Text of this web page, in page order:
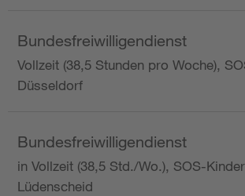
Bundesfreiwilligendienst
Vollzeit (38,5 Stunden pro Woche),
Düsseldorf
Bundesfreiwilligendienst
in Vollzeit (38,5 Std./Wo.), SOS-
Lüdenscheid